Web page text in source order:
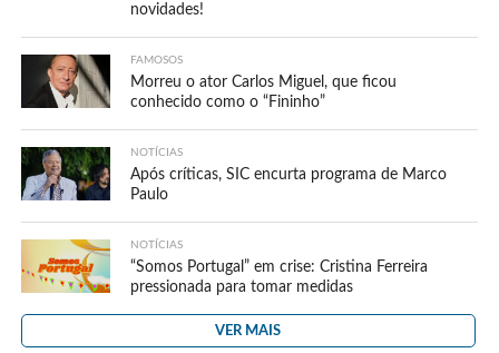
novidades!
FAMOSOS
Morreu o ator Carlos Miguel, que ficou
conhecido como o “Fininho”
NOTÍCIAS
Após críticas, SIC encurta programa de Marco
Paulo
NOTÍCIAS
“Somos Portugal” em crise: Cristina Ferreira
pressionada para tomar medidas
VER MAIS